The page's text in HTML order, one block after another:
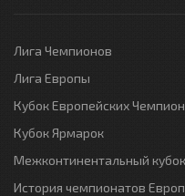
Лига Чемпионов
Лига Европы
Кубок Европейских
Кубок Ярмарок
Межконтинентальный кубок
История чемпионатов